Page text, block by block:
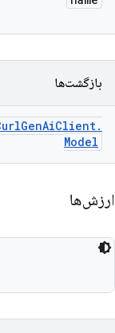
بازگشت‌ها
GenAiClient.
Model
ارزش‌ها